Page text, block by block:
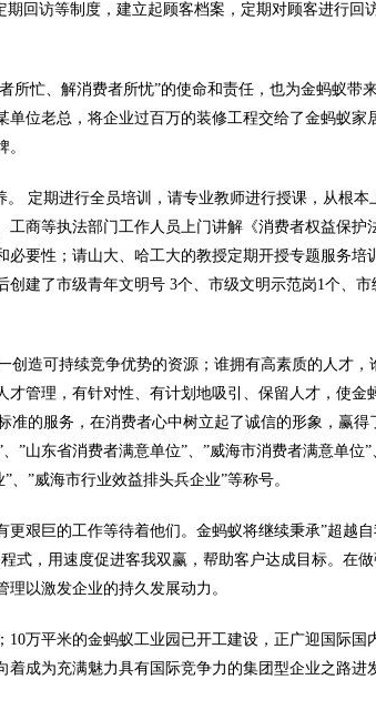
回访等制度，建立起顾客档案，定期对顾客进行回
忙、解消费者所忧”的使命和责任，也为金蚂蚁带
位老总，将企业过百万的装修工程交给了金蚂蚁家
定期进行全员培训，请专业教师进行授课，从根本
商等执法部门工作人员上门讲解《消费者权益保护
要性；请山大、哈工大的教授定期开授专题服务培
建了市级青年文明号 3个、市级文明示范岗1个、市
造可持续竞争优势的资源；谁拥有高素质的人才，
管理，有针对性、有计划地吸引、保留人才，使金
准的服务，在消费者心中树立起了诚信的形象，赢得
”山东省消费者满意单位”、”威海市消费者满意单位”
”威海市行业效益排头兵企业”等称号。
艰巨的工作等待着他们。金蚂蚁将继续秉承”超越
式，用速度促进客我双赢，帮助客户达成目标。在
以激发企业的持久发展动力。
万平米的金蚂蚁工业园已开工建设，正广迎国际国
成为充满魅力具有国际竞争力的集团型企业之路进